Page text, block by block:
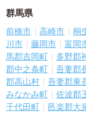
群馬県
前橋市 高崎市 桐
川市
藤岡市 富岡
馬郡吉岡町
多野郡
郡中之条町
吾妻郡
郡高山村
吾妻郡東
みなかみ町
佐波郡
千代田町
邑楽郡大